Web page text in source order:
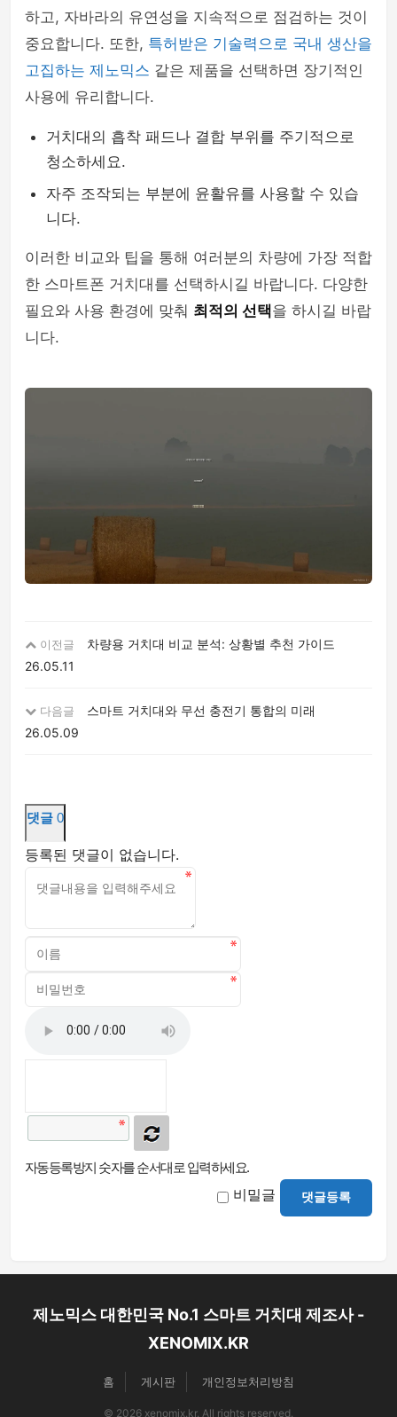
하고, 자바라의 유연성을 지속적으로 점검하는 것이
중요합니다. 또한, 특허받은 기술력으로 국내 생산을
고집하는 제노믹스 같은 제품을 선택하면 장기적인
사용에 유리합니다.
거치대의 흡착 패드나 결합 부위를 주기적으로
청소하세요.
자주 조작되는 부분에 윤활유를 사용할 수 있습
니다.
이러한 비교와 팁을 통해 여러분의 차량에 가장 적합
한 스마트폰 거치대를 선택하시길 바랍니다. 다양한
필요와 사용 환경에 맞춰 최적의 선택을 하시길 바랍
니다.
이전글
차량용 거치대 비교 분석: 상황별 추천 가이드
26.05.11
다음글
스마트 거치대와 무선 충전기 통합의 미래
26.05.09
댓글 0
등록된 댓글이 없습니다.
자동등록방지 숫자를 순서대로 입력하세요.
비밀글 댓글등록
제노믹스 대한민국 No.1 스마트 거치대 제조사 -
XENOMIX.KR
홈 게시판 개인정보처리방침
© 2026 xenomix.kr. All rights reserved.